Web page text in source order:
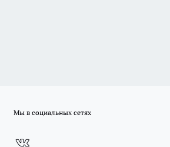
Мы в социальных сетях